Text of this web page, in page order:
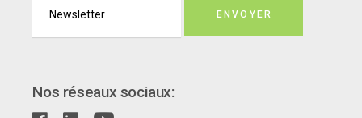
ENVOYER
Nos réseaux sociaux: